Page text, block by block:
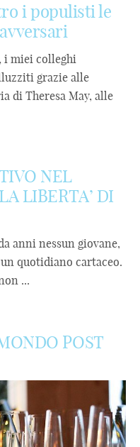
i populisti le
i miei colleghi
grazie alle
di Theresa May, alle
NEL
LIBERTA’ DI
anni nessun giovane,
quotidiano cartaceo.
...
POST